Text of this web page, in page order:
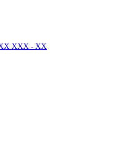
XXX - XX